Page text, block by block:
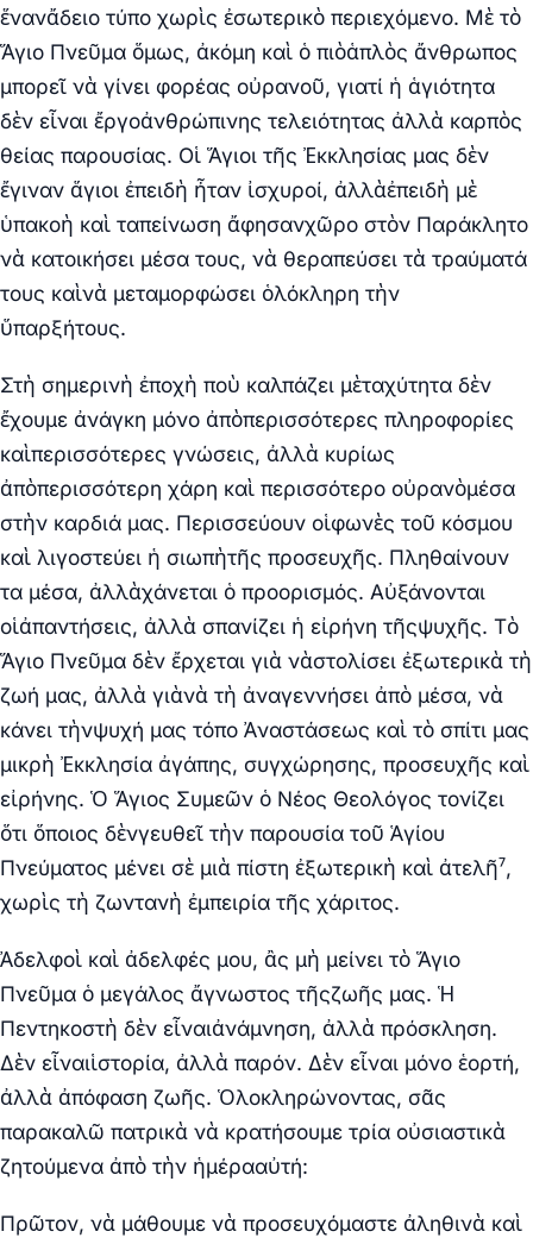
ἕνανἄδειο τύπο χωρὶς ἐσωτερικὸ περιεχόμενο. Μὲ τὸ
Ἅγιο Πνεῦμα ὅμως, ἀκόμη καὶ ὁ πιὸἁπλὸς ἄνθρωπος
μπορεῖ νὰ γίνει φορέας οὐρανοῦ, γιατί ἡ ἁγιότητα
δὲν εἶναι ἔργοἀνθρώπινης τελειότητας ἀλλὰ καρπὸς
θείας παρουσίας. Οἱ Ἅγιοι τῆς Ἐκκλησίας μας δὲν
ἔγιναν ἅγιοι ἐπειδὴ ἦταν ἰσχυροί, ἀλλὰἐπειδὴ μὲ
ὑπακοὴ καὶ ταπείνωση ἄφησανχῶρο στὸν Παράκλητο
νὰ κατοικήσει μέσα τους, νὰ θεραπεύσει τὰ τραύματά
τους καὶνὰ μεταμορφώσει ὁλόκληρη τὴν
ὕπαρξήτους.
Στὴ σημερινὴ ἐποχὴ ποὺ καλπάζει μὲταχύτητα δὲν
ἔχουμε ἀνάγκη μόνο ἀπὸπερισσότερες πληροφορίες
καὶπερισσότερες γνώσεις, ἀλλὰ κυρίως
ἀπὸπερισσότερη χάρη καὶ περισσότερο οὐρανὸμέσα
στὴν καρδιά μας. Περισσεύουν οἱφωνὲς τοῦ κόσμου
καὶ λιγοστεύει ἡ σιωπὴτῆς προσευχῆς. Πληθαίνουν
τα μέσα, ἀλλὰχάνεται ὁ προορισμός. Αὐξάνονται
οἱἀπαντήσεις, ἀλλὰ σπανίζει ἡ εἰρήνη τῆςψυχῆς. Τὸ
Ἅγιο Πνεῦμα δὲν ἔρχεται γιὰ νὰστολίσει ἐξωτερικὰ τὴ
ζωή μας, ἀλλὰ γιὰνὰ τὴ ἀναγεννήσει ἀπὸ μέσα, νὰ
κάνει τὴνψυχή μας τόπο Ἀναστάσεως καὶ τὸ σπίτι μας
μικρὴ Ἐκκλησία ἀγάπης, συγχώρησης, προσευχῆς καὶ
εἰρήνης. Ὁ Ἅγιος Συμεῶν ὁ Νέος Θεολόγος τονίζει
ὅτι ὅποιος δὲνγευθεῖ τὴν παρουσία τοῦ Ἁγίου
Πνεύματος μένει σὲ μιὰ πίστη ἐξωτερικὴ καὶ ἀτελῆ⁷,
χωρὶς τὴ ζωντανὴ ἐμπειρία τῆς χάριτος.
Ἀδελφοὶ καὶ ἀδελφές μου, ἂς μὴ μείνει τὸ Ἅγιο
Πνεῦμα ὁ μεγάλος ἄγνωστος τῆςζωῆς μας. Ἡ
Πεντηκοστὴ δὲν εἶναιἀνάμνηση, ἀλλὰ πρόσκληση.
Δὲν εἶναιἱστορία, ἀλλὰ παρόν. Δὲν εἶναι μόνο ἑορτή,
ἀλλὰ ἀπόφαση ζωῆς. Ὁλοκληρώνοντας, σᾶς
παρακαλῶ πατρικὰ νὰ κρατήσουμε τρία οὐσιαστικὰ
ζητούμενα ἀπὸ τὴν ἡμέρααὐτή:
Πρῶτον, νὰ μάθουμε νὰ προσευχόμαστε ἀληθινὰ καὶ